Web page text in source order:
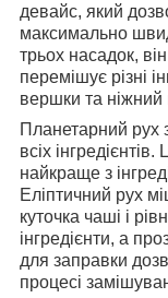
девайс, який
максимально
трьох насадок,
перемішує різні
вершки та ніжний
Планетарний рух
всіх
найкраще з
Еліптичний рух
куточка чаші і
інгредієнти, а
для заправки
процесі